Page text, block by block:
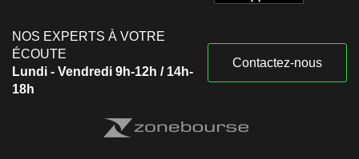
NOS EXPERTS À VOTRE
ÉCOUTE
Lundi - Vendredi 9h-12h / 14h-
18h
Contactez-nous